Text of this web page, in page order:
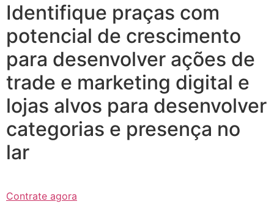
Identifique praças com
potencial de crescimento
para desenvolver ações de
trade e marketing digital e
lojas alvos para desenvolver
categorias e presença no
lar
Contrate agora